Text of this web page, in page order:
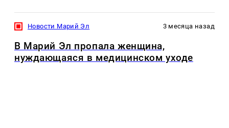
Новости Марий Эл 3 месяца назад
В Марий Эл пропала женщина,
нуждающаяся в медицинском уходе